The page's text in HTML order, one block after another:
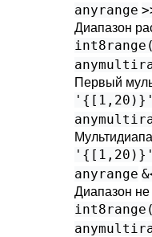
anyrange
Диапазон
Первый
anyrange
Диапазон не